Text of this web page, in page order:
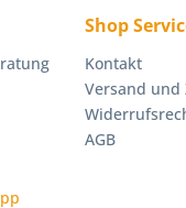
Shop
Kontakt
Versand und
AGB